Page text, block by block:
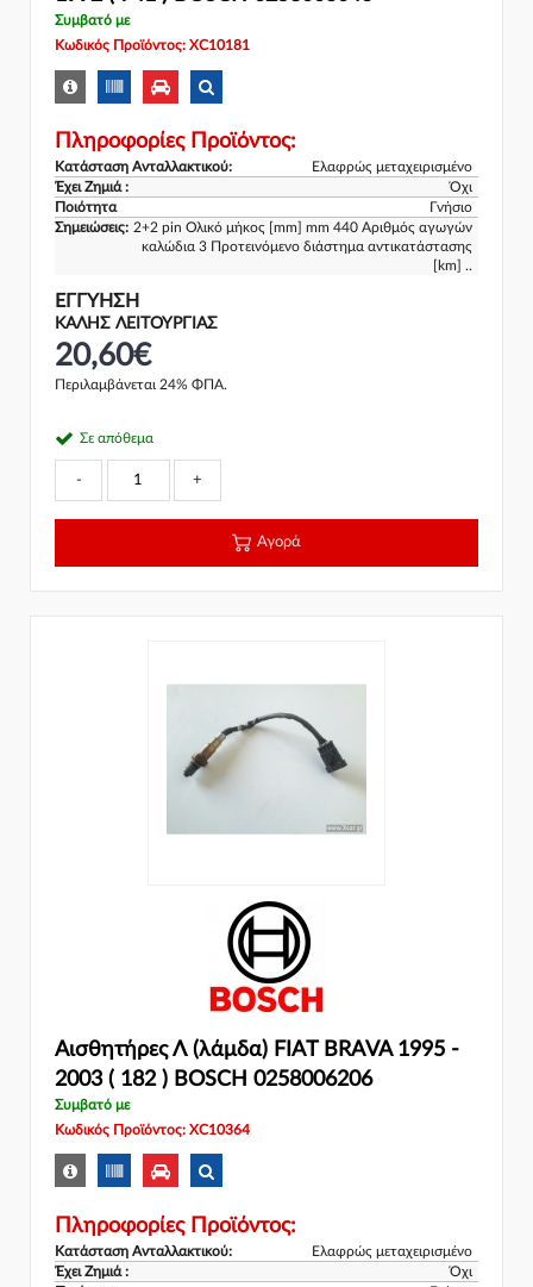
Συμβατό με
Κωδικός Προϊόντος: XC10181
Πληροφορίες Προϊόντος:
Κατάσταση Ανταλλακτικού:
Ελαφρώς μεταχειρισμένο
Έχει Ζημιά :
Όχι
Ποιότητα
Γνήσιο
Σημειώσεις: 2+2 pin Ολικό μήκος [mm] mm 440 Αριθμός αγωγών
καλώδια 3 Προτεινόμενο διάστημα αντικατάστασης
[km] ..
ΕΓΓΎΗΣΗ
ΚΑΛΗΣ ΛΕΙΤΟΥΡΓΙΑΣ
20,60€
Περιλαμβάνεται 24% ΦΠΑ.
Σε απόθεμα
- +
Αγορά
Αισθητήρες Λ (λάμδα) FIAT BRAVA 1995 -
2003 ( 182 ) BOSCH 0258006206
Συμβατό με
Κωδικός Προϊόντος: XC10364
Πληροφορίες Προϊόντος:
Κατάσταση Ανταλλακτικού:
Ελαφρώς μεταχειρισμένο
Έχει Ζημιά :
Όχι